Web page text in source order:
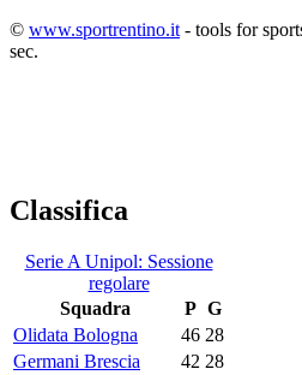
© www.sportrentino.it - tools for
sec.
Classifica
Serie A Unipol: Sessione
regolare
Squadra
P G
Olidata Bologna
46 28
Germani Brescia
42 28